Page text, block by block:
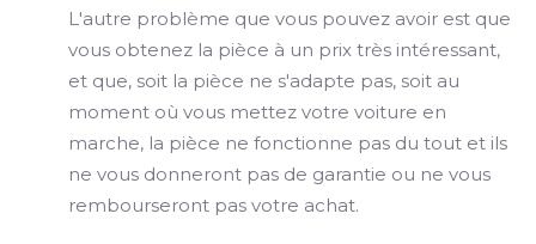
L'autre problème que vous pouvez avoir est que
vous obtenez la pièce à un prix très intéressant,
et que, soit la pièce ne s'adapte pas, soit au
moment où vous mettez votre voiture en
marche, la pièce ne fonctionne pas du tout et ils
ne vous donneront pas de garantie ou ne vous
rembourseront pas votre achat.